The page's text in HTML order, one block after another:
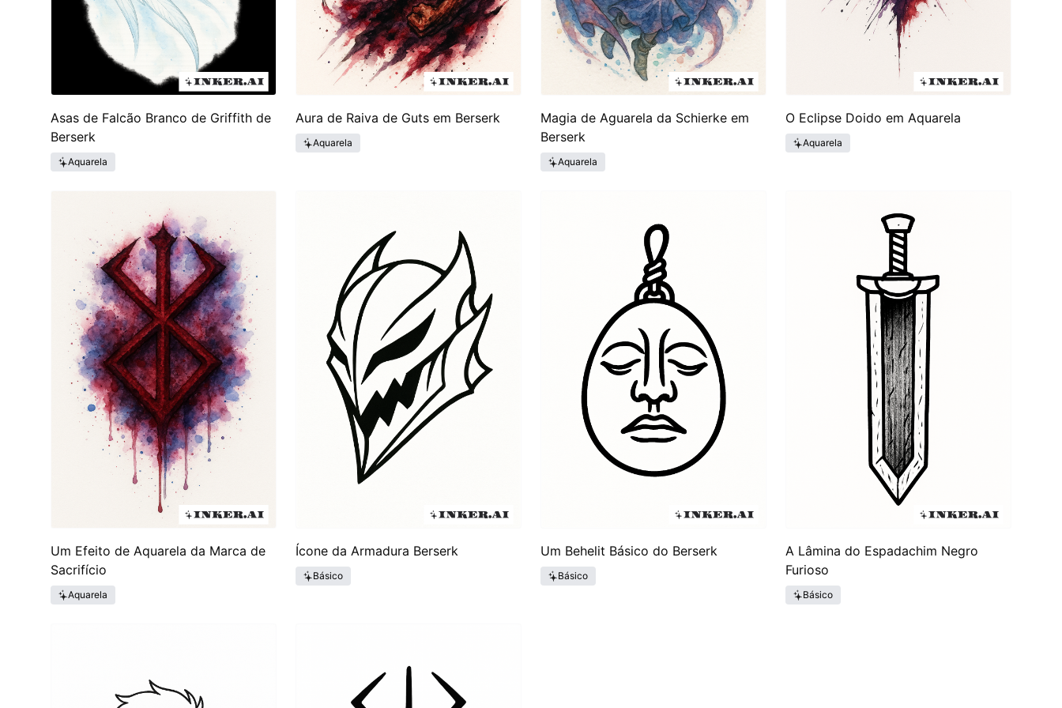
Asas de Falcão Branco de Griffith de
Berserk
Aquarela
Aura de Raiva de Guts em Berserk
Aquarela
Magia de Aguarela da Schierke em
Berserk
Aquarela
O Eclipse Doido em Aquarela
Aquarela
Um Efeito de Aquarela da Marca de
Sacrifício
Aquarela
Ícone da Armadura Berserk
Básico
Um Behelit Básico do Berserk
Básico
A Lâmina do Espadachim Negro
Furioso
Básico